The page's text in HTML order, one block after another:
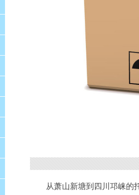
从萧山新塘到四川邛崃的